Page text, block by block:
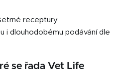
receptury
i dlouhodobému podávání dle
se řada Vet Life